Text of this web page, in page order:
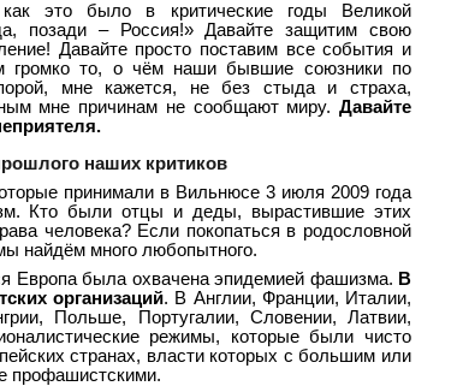
это было в критические годы Великой
позади – Россия!» Давайте защитим свою
Давайте просто поставим все события и
громко то, о чём наши бывшие союзники по
порой, мне кажется, не без стыда и страха,
мне причинам не сообщают миру. Давайте
наших критиков
принимали в Вильнюсе 3 июля 2009 года
Кто были отцы и деды, вырастившие этих
человека? Если покопаться в родословной
найдём много любопытного.
Европа была охвачена эпидемией фашизма. В
организаций. В Англии, Франции, Италии,
Польше, Португалии, Словении, Латвии,
режимы, которые были чисто
странах, власти которых с большим или
профашистскими.